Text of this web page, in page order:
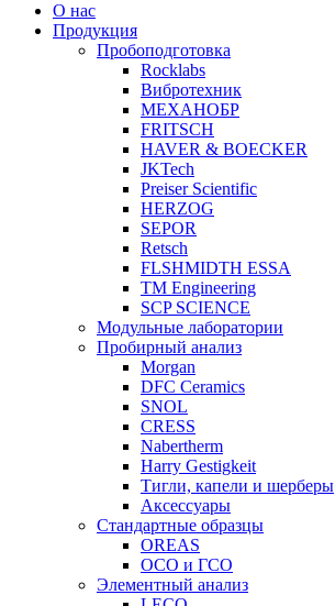
О нас
Продукция
Пробоподготовка
Rocklabs
Вибротехник
МЕХАНОБР
FRITSCH
HAVER & BOECKER
JKTech
Preiser Scientific
HERZOG
SEPOR
Retsch
FLSHMIDTH ESSA
TM Engineering
SCP SCIENCE
Модульные лаборатории
Пробирный анализ
Morgan
DFC Ceramics
SNOL
CRESS
Nabertherm
Harry Gestigkeit
Тигли, капели и шерберы
Аксессуары
Стандартные образцы
OREAS
ОСО и ГСО
Элементный анализ